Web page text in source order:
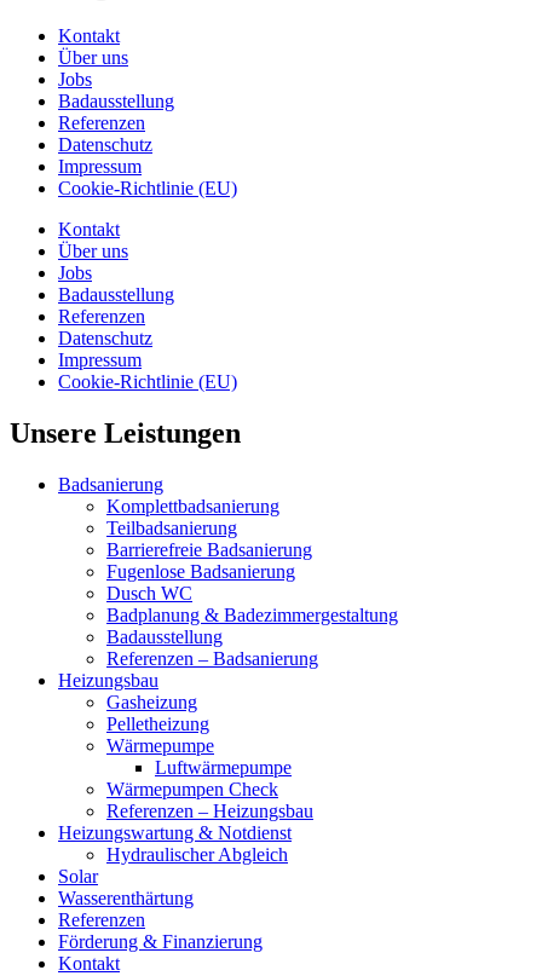
Kontakt
Über uns
Jobs
Badausstellung
Referenzen
Datenschutz
Impressum
Cookie-Richtlinie (EU)
Kontakt
Über uns
Jobs
Badausstellung
Referenzen
Datenschutz
Impressum
Cookie-Richtlinie (EU)
Unsere Leistungen
Badsanierung
Komplettbadsanierung
Teilbadsanierung
Barrierefreie Badsanierung
Fugenlose Badsanierung
Dusch WC
Badplanung & Badezimmergestaltung
Badausstellung
Referenzen – Badsanierung
Heizungsbau
Gasheizung
Pelletheizung
Wärmepumpe
Luftwärmepumpe
Wärmepumpen Check
Referenzen – Heizungsbau
Heizungswartung & Notdienst
Hydraulischer Abgleich
Solar
Wasserenthärtung
Referenzen
Förderung & Finanzierung
Kontakt